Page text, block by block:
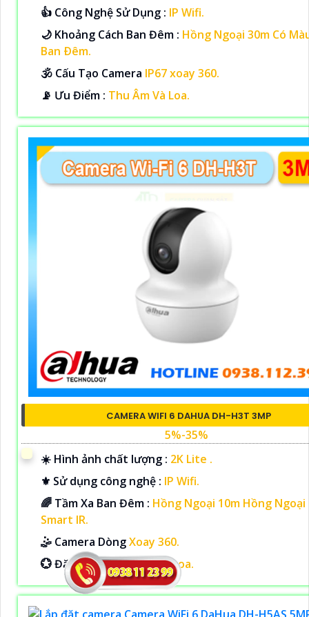
👍 Công Nghệ Sử Dụng : IP Wifi.
🌙 Khoảng Cách Ban Đêm : Hồng Ngoại 30m Có
Ban Ðêm.
🕉️ Cấu Tạo Camera IP67 xoay 360.
️📡 Ưu Điểm : Thu Âm Và Loa.
CAMERA WIFI 6 DAHUA DH-H3T 3MP
5%-35%
☀️ Hình ảnh chất lượng : 2K Lite .
⚜️ Sử dụng công nghệ : IP Wifi.
🌈 Tầm Xa Ban Đêm : Hồng Ngoại 10m Hồng Ngoại
Smart IR.
🤹 Camera DòngXoay 360.
️💮 Đặt Điểm :Thu Âm Và Loa.